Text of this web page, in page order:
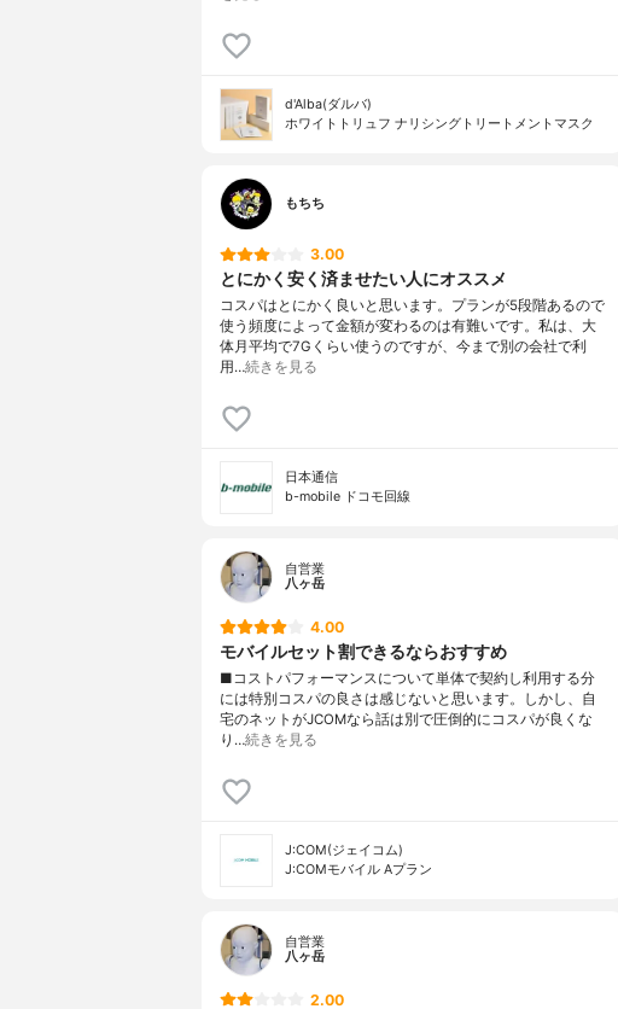
d'Alba(ダルバ)
ホワイトトリュフ ナリシングトリートメントマスク
もちち
3.00
とにかく安く済ませたい人にオススメ
コスパはとにかく良いと思います。プランが5段階あるので
使う頻度によって金額が変わるのは有難いです。私は、大
体月平均で7Gくらい使うのですが、今まで別の会社で利
用…続きを見る
日本通信
b-mobile ドコモ回線
自営業
八ヶ岳
4.00
モバイルセット割できるならおすすめ
■コストパフォーマンスについて単体で契約し利用する分
には特別コスパの良さは感じないと思います。しかし、自
宅のネットがJCOMなら話は別で圧倒的にコスパが良くな
り…続きを見る
J:COM(ジェイコム)
J:COMモバイル Aプラン
自営業
八ヶ岳
2.00